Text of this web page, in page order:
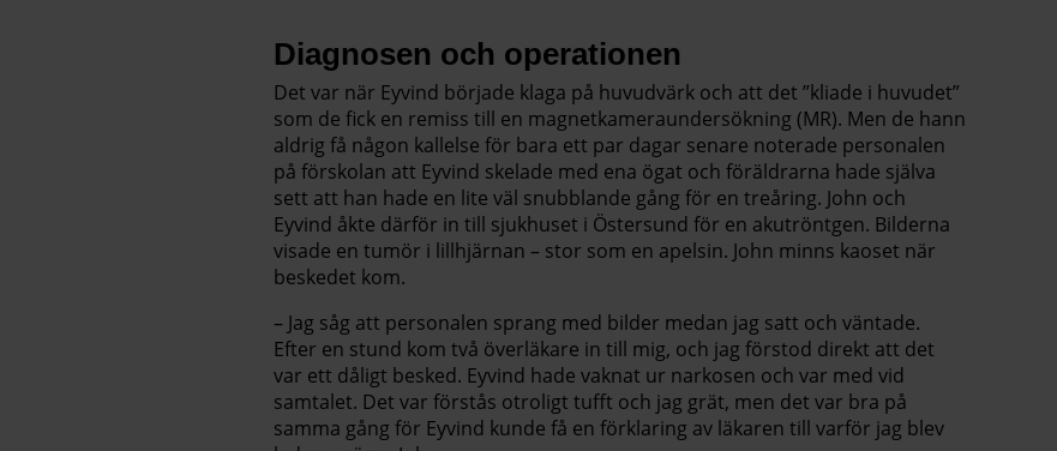
Diagnosen och operationen
Det var när Eyvind började klaga på huvudvärk och att det ”kliade i huvudet”
som de fick en remiss till en magnetkameraundersökning (MR). Men de hann
aldrig få någon kallelse för bara ett par dagar senare noterade personalen
på förskolan att Eyvind skelade med ena ögat och föräldrarna hade själva
sett att han hade en lite väl snubblande gång för en treåring. John och
Eyvind åkte därför in till sjukhuset i Östersund för en akutröntgen. Bilderna
visade en tumör i lillhjärnan – stor som en apelsin. John minns kaoset när
beskedet kom.
– Jag såg att personalen sprang med bilder medan jag satt och väntade.
Efter en stund kom två överläkare in till mig, och jag förstod direkt att det
var ett dåligt besked. Eyvind hade vaknat ur narkosen och var med vid
samtalet. Det var förstås otroligt tufft och jag grät, men det var bra på
samma gång för Eyvind kunde få en förklaring av läkaren till varför jag blev